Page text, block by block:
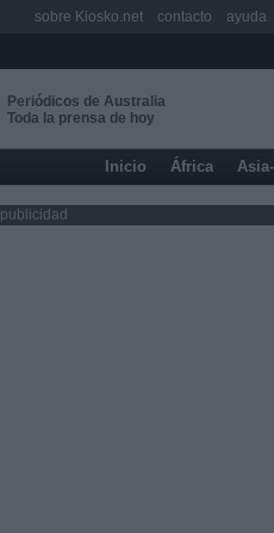
Periódicos de Australia
Toda la prensa de hoy
Inicio África
publicidad
sobre Kiosko.net contacto ayuda